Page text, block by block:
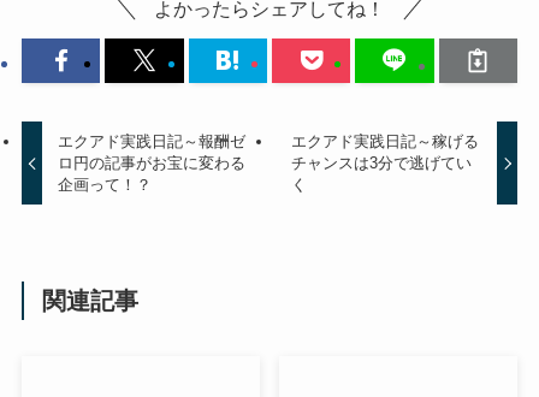
よかったらシェアしてね！
エクアド実践日記～報酬ゼ
ロ円の記事がお宝に変わる
企画って！？
エクアド実践日記～稼げる
チャンスは3分で逃げてい
く
関連記事